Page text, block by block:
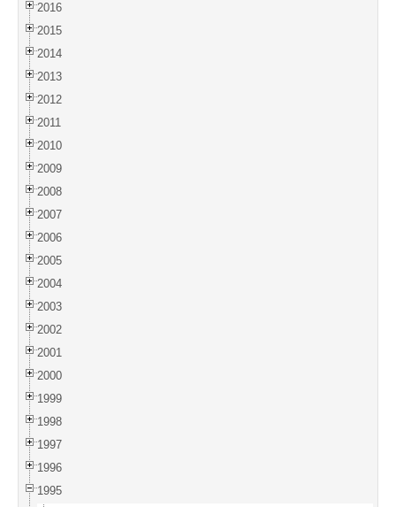
2016
2015
2014
2013
2012
2011
2010
2009
2008
2007
2006
2005
2004
2003
2002
2001
2000
1999
1998
1997
1996
1995